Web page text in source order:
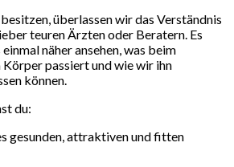
überlassen wir das Verständnis
teuren Ärzten oder Beratern. Es
näher ansehen, was beim
Körper passiert und wie wir ihn
können.
du:
gesunden, attraktiven und fitten